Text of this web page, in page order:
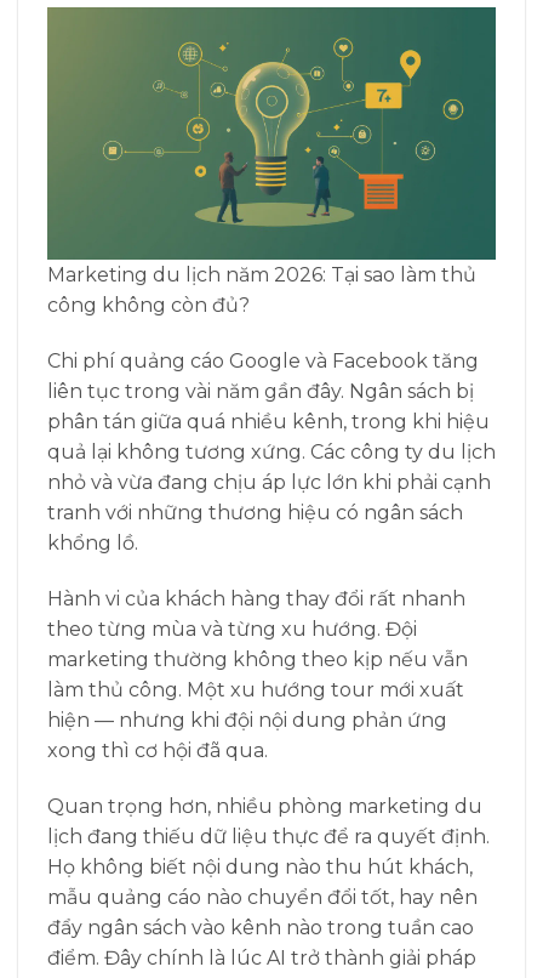
Marketing du lịch năm 2026: Tại sao làm thủ
công không còn đủ?
Chi phí quảng cáo Google và Facebook tăng
liên tục trong vài năm gần đây. Ngân sách bị
phân tán giữa quá nhiều kênh, trong khi hiệu
quả lại không tương xứng. Các công ty du lịch
nhỏ và vừa đang chịu áp lực lớn khi phải cạnh
tranh với những thương hiệu có ngân sách
khổng lồ.
Hành vi của khách hàng thay đổi rất nhanh
theo từng mùa và từng xu hướng. Đội
marketing thường không theo kịp nếu vẫn
làm thủ công. Một xu hướng tour mới xuất
hiện — nhưng khi đội nội dung phản ứng
xong thì cơ hội đã qua.
Quan trọng hơn, nhiều phòng marketing du
lịch đang thiếu dữ liệu thực để ra quyết định.
Họ không biết nội dung nào thu hút khách,
mẫu quảng cáo nào chuyển đổi tốt, hay nên
đẩy ngân sách vào kênh nào trong tuần cao
điểm. Đây chính là lúc AI trở thành giải pháp